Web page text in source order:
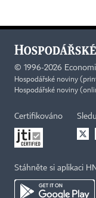
© 1996-2026
Hospodářské noviny
Hospodářské noviny
Certifikováno
Stáhněte si aplikaci HN